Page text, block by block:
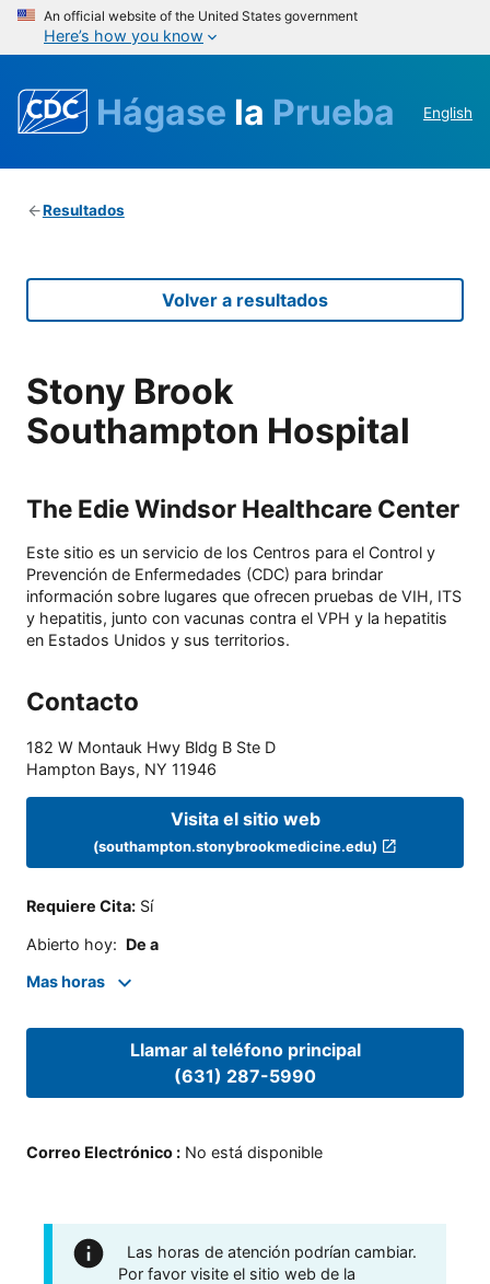
An official website of the United States government
Here’s how you know
Hágase la Prueba English
Resultados
Volver a resultados
Stony Brook
Southampton Hospital
The Edie Windsor Healthcare Center
Este sitio es un servicio de los Centros para el Control y
Prevención de Enfermedades (CDC) para brindar
información sobre lugares que ofrecen pruebas de VIH, ITS
y hepatitis, junto con vacunas contra el VPH y la hepatitis
en Estados Unidos y sus territorios.
Contacto
182 W Montauk Hwy Bldg B Ste D
Hampton Bays, NY 11946
Visita el sitio web
(southampton.stonybrookmedicine.edu)
Requiere Cita: Sí
Abierto hoy: De a
Mas horas
Llamar al teléfono principal
(631) 287-5990
Correo Electrónico : No está disponible
Las horas de atención podrían cambiar.
Por favor visite el sitio web de la